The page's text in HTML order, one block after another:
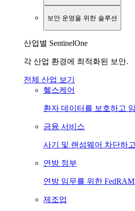
보안 운영을 위한 솔루션
산업별 SentinelOne
각 산업 환경에 최적화된 보안.
전체 산업 보기
헬스케어
환자 데이터를 보호하고
금융 서비스
사기 및 랜섬웨어 차단하
연방 정부
연방 임무를 위한
제조업